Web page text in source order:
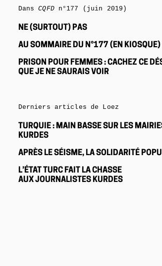
DansCQFDn°177 (juin 2019)
NE (SURTOUT) PAS
AU SOMMAIRE DU N°177 (EN KIOSQUE)
PRISON POUR FEMMES : CACHEZ CE
QUE JE NE SAURAIS VOIR
Derniers articles de Loez
TURQUIE : MAIN BASSE SUR LES
KURDES
APRÈS LE SÉISME, LA SOLIDARITÉ
L’ÉTAT TURC FAIT LA CHASSE
AUX JOURNALISTES KURDES